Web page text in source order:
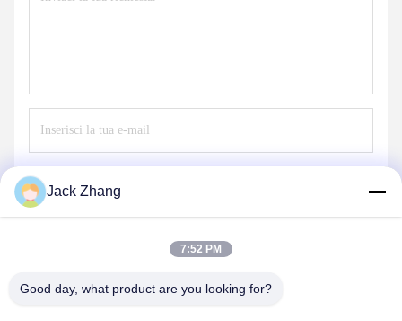
Jack Zhang
7:52 PM
Good day, what product are you looking for?